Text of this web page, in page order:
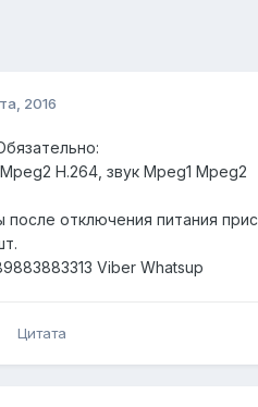
2016
H.264, звук Mpeg1 Mpeg2
отключения питания
Viber Whatsup
Цитата